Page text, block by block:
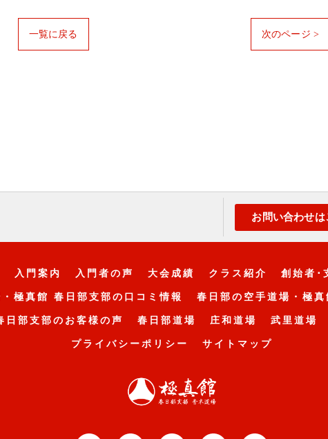
一覧に戻る 次のページ >
お問い合わせは
入門案内 入門者の声 大会成績 クラス紹介 創始者･
極真館 春日部支部の口コミ情報 春日部の空手道場・極
日部支部のお客様の声 春日部道場 庄和道場 武里道場
プライバシーポリシー サイトマップ